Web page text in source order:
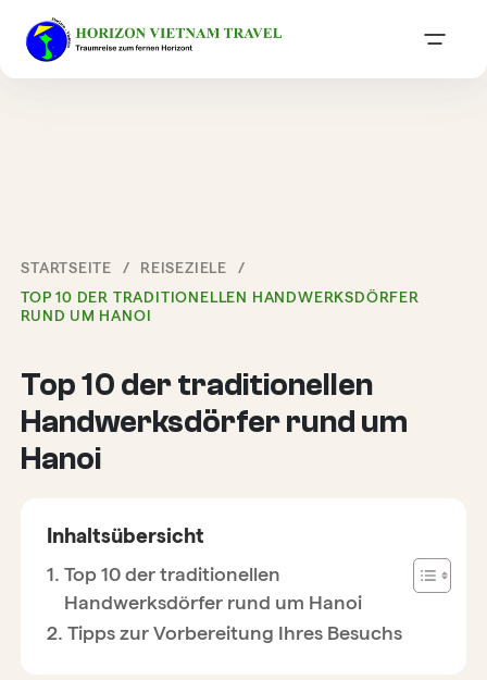
STARTSEITE
REISEZIELE
TOP 10 DER TRADITIONELLEN HANDWERKSDÖRFER
RUND UM HANOI
Top 10 der traditionellen
Handwerksdörfer rund um
Hanoi
Inhaltsübersicht
Top 10 der traditionellen
Handwerksdörfer rund um Hanoi
Tipps zur Vorbereitung Ihres Besuchs